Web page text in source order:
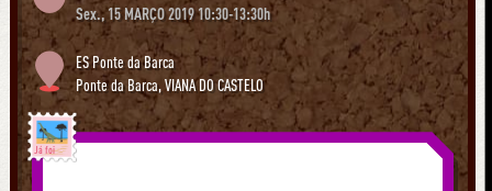
Sex., 15 MARÇO 2019 10:30-13:30h
ES Ponte da Barca
Ponte da Barca,VIANA DO CASTELO
Já foi